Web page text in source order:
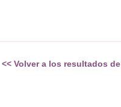
<< Volver a los resultados